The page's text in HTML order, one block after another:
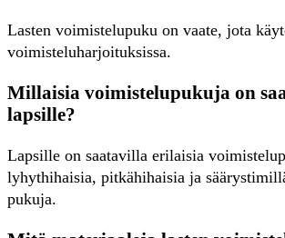
Lasten voimistelupuku on vaate, jota
voimisteluharjoituksissa.
Millaisia voimistelupukuja on
lapsille?
Lapsille on saatavilla erilaisia
lyhythihaisia, pitkähihaisia ja
pukuja.